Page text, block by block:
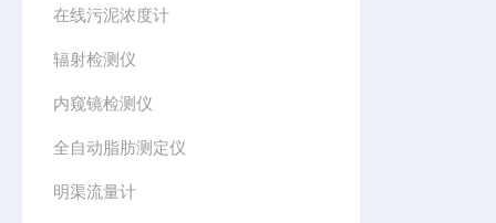
在线污泥浓度计
辐射检测仪
内窥镜检测仪
全自动脂肪测定仪
明渠流量计